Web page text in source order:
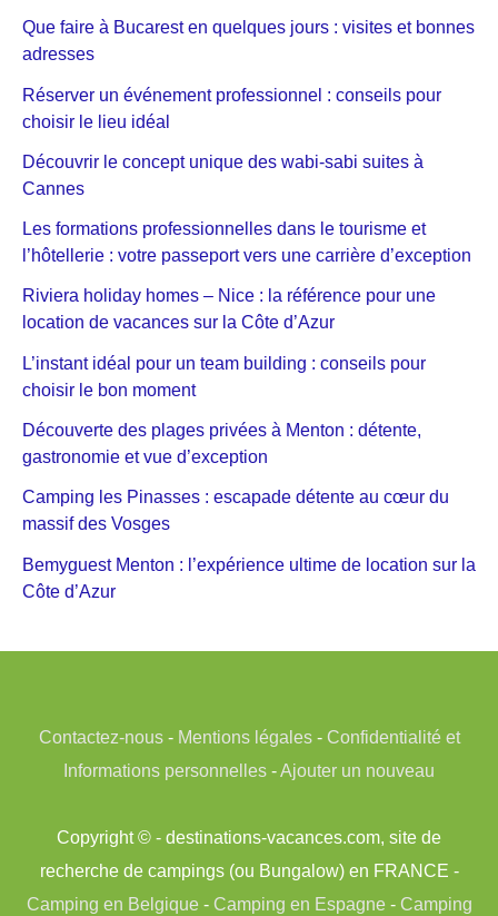
Que faire à Bucarest en quelques jours : visites et bonnes
adresses
Réserver un événement professionnel : conseils pour
choisir le lieu idéal
Découvrir le concept unique des wabi-sabi suites à
Cannes
Les formations professionnelles dans le tourisme et
l’hôtellerie : votre passeport vers une carrière d’exception
Riviera holiday homes – Nice : la référence pour une
location de vacances sur la Côte d’Azur
L’instant idéal pour un team building : conseils pour
choisir le bon moment
Découverte des plages privées à Menton : détente,
gastronomie et vue d’exception
Camping les Pinasses : escapade détente au cœur du
massif des Vosges
Bemyguest Menton : l’expérience ultime de location sur la
Côte d’Azur
Contactez-nous- Mentions légales- Confidentialité et
Informations personnelles -Ajouter un nouveau
Copyright © - destinations-vacances.com, site de
recherche de campings (ou Bungalow) en FRANCE -
Camping en Belgique- Camping en Espagne- Camping